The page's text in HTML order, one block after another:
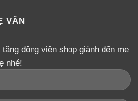
VÂN
động viên shop giành đến mẹ
nhé!